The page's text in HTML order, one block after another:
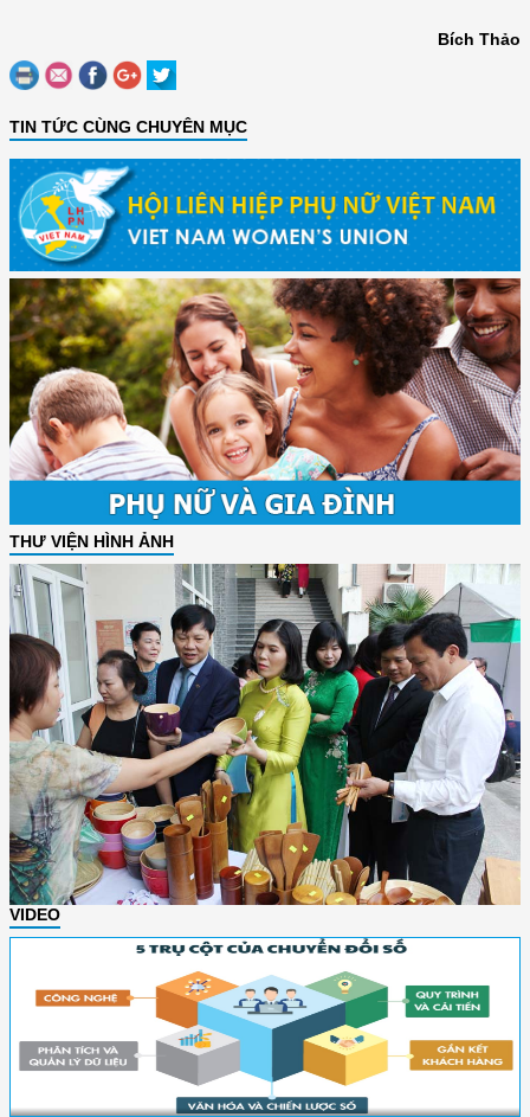
Bích Thảo
TIN TỨC CÙNG CHUYÊN MỤC
THƯ VIỆN HÌNH ẢNH
VIDEO